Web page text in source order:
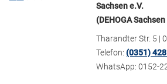
Sachsen e.V.
(DEHOGA
Tharandter Str. 5 |
Telefon:(0351)
WhatsApp: 0152-